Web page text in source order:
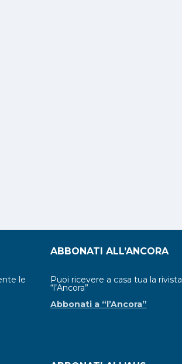
le
ABBONATI ALL’ANCORA
Puoi ricevere a casa tua la rivista
“l’Ancora”
Abbonati a “l’Ancora”